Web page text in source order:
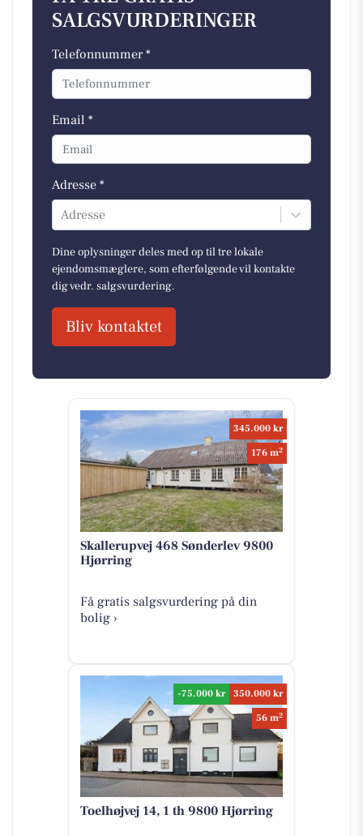
SALGSVURDERINGER
Telefonnummer *
Email *
Adresse *
Adresse
Dine oplysninger deles med op til tre lokale
ejendomsmæglere, som efterfølgende vil kontakte
dig vedr. salgsvurdering.
Bliv kontaktet
345.000 kr
176 m2
Skallerupvej 468 Sønderlev 9800
Hjørring
Få gratis salgsvurdering på din
bolig ›
-75.000 kr
350.000 kr
56 m2
Toelhøjvej 14, 1 th 9800 Hjørring